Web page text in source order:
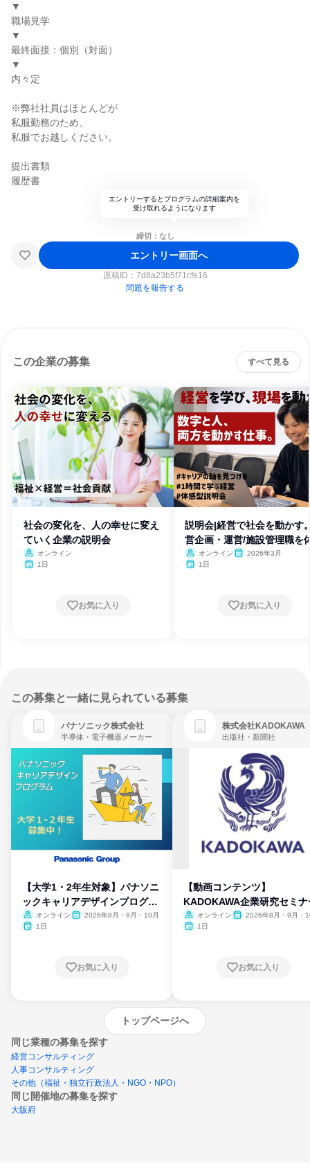
▼
職場見学
▼
最終面接：個別（対面）
▼
内々定
※弊社社員はほとんどが
私服勤務のため、
私服でお越しください。
提出書類
履歴書
エントリーするとプログラムの詳細案内を
受け取れるようになります
締切：なし
エントリー画面へ
原稿ID： 7d8a23b5f71cfe16
問題を報告する
この企業の募集 すべて見る
社会の変化を、人の幸せに変え
ていく企業の説明会
オンライン
1日
お気に入り
説明会|経営で社会を動かす
営企画・運営/施設管理職を
オンライン
2026年3月
1日
お気に入り
この募集と一緒に見られている募集
パナソニック株式会社
半導体・電子機器メーカー
【大学1・2年生対象】パナソニ
ックキャリアデザインプログラ
ム
オンライン
2026年8月・9月・10月
1日
お気に入り
株式会社KADOKAWA
出版社・新聞社
【動画コンテンツ】
KADOKAWA企業研究セミナ
オンライン
2026年8月・9月・
1日
お気に入り
トップページへ
同じ業種の募集を探す
経営コンサルティング
人事コンサルティング
その他（福祉・独立行政法人・NGO・NPO）
同じ開催地の募集を探す
大阪府